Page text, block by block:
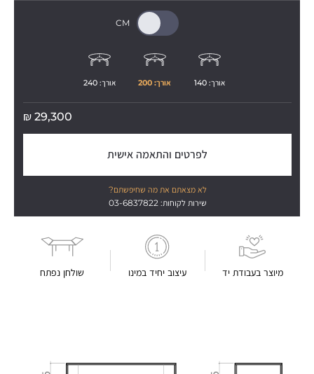
מיוצר בעבודת יד עיצוב יחיד במינו שולחן נפתח
אורך: 140 אורך: 200 אורך: 240
29,300
₪
לפרטים והתאמה אישית
לא מצאתם את מה שחיפשתם?
שירות לקוחות: 03-6837822